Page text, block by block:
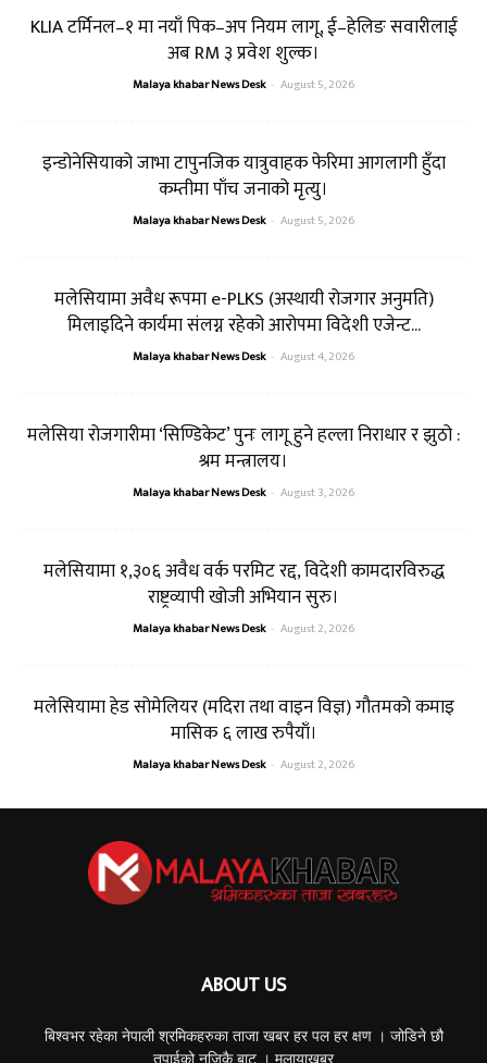
KLIA टर्मिनल–१ मा नयाँ पिक–अप नियम लागू, ई–हेलिङ सवारीलाई
अब RM ३ प्रवेश शुल्क।
Malaya khabar News Desk - August 5, 2026
इन्डोनेसियाको जाभा टापुनजिक यात्रुवाहक फेरिमा आगलागी हुँदा
कम्तीमा पाँच जनाको मृत्यु।
Malaya khabar News Desk - August 5, 2026
मलेसियामा अवैध रूपमा e-PLKS (अस्थायी रोजगार अनुमति)
मिलाइदिने कार्यमा संलग्न रहेको आरोपमा विदेशी एजेन्ट...
Malaya khabar News Desk - August 4, 2026
मलेसिया रोजगारीमा ‘सिण्डिकेट’ पुनः लागू हुने हल्ला निराधार र झुठो :
श्रम मन्त्रालय।
Malaya khabar News Desk - August 3, 2026
मलेसियामा १,३०६ अवैध वर्क परमिट रद्द, विदेशी कामदारविरुद्ध
राष्ट्रव्यापी खोजी अभियान सुरु।
Malaya khabar News Desk - August 2, 2026
मलेसियामा हेड सोमेलियर (मदिरा तथा वाइन विज्ञ) गौतमको कमाइ
मासिक ६ लाख रुपैयाँ।
Malaya khabar News Desk - August 2, 2026
ABOUT US
बिश्वभर रहेका नेपाली श्रमिकहरुका ताजा खबर हर पल हर क्षण । जोडिने छौ
तपाईको नजिकै बाट । मलायाखबर